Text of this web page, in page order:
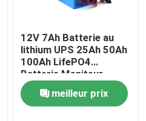
12V 7Ah Batterie au
lithium UPS 25Ah 50Ah
100Ah LifePO4
Batterie Moniteur
CCTV
meilleur prix